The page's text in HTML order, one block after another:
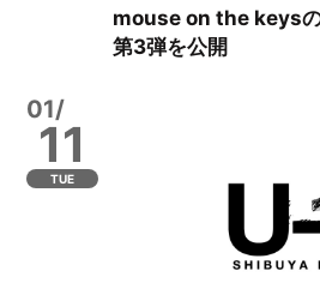
mouse on the keysの
第3弾を公開
01/
11
TUE